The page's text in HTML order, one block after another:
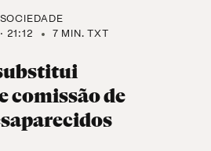
SOCIEDADE
21:12
7 MIN. TXT
comissão de